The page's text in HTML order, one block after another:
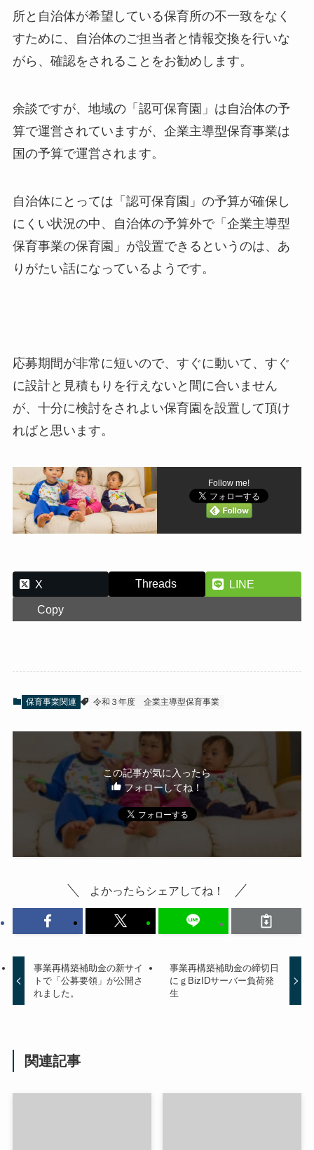
所と自治体が希望している保育所の不一致をなく
すために、自治体のご担当者と情報交換を行いな
がら、確認をされることをお勧めします。
余談ですが、地域の「認可保育園」は自治体の予
算で運営されていますが、企業主導型保育事業は
国の予算で運営されます。
自治体にとっては「認可保育園」の予算が確保し
にくい状況の中、自治体の予算外で「企業主導型
保育事業の保育園」が設置できるというのは、あ
りがたい話になっているようです。
応募期間が非常に短いので、すぐに動いて、すぐ
に設計と見積もりを行えないと間に合いません
が、十分に検討をされよい保育園を設置して頂け
ればと思います。
Follow me!
X Threads
LINE
Copy
保育事業関連 令和３年度 企業主導型保育事業
この記事が気に入ったら
フォローしてね！
よかったらシェアしてね！
事業再構築補助金の新サイ
トで「公募要領」が公開さ
れました。
事業再構築補助金の締切日
にｇBizIDサーバー負荷発
生
関連記事